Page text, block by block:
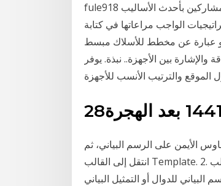
fule918 الرسم البياني من هذا البرنامج سيقوم بتعزيز كفاءة تعريف وتزويد المشاركين بأحدث الأساليب
الواجب مراعاتها في كتابة
هو عبارة عن مخطط للأسلاك مبسط
بين الأجهزة.. نبذة. يوفر
والترتيب الأنسب للأجهزة
الخاص بك (قوالب) 1. انقر بزر الماوس الأيمن على الرسم البياني، ثم
انتقل إلى القالب Template. 2. انقر فوق حفظ القالب Save template. 3. قم بتسمية الملف و 4. انقر فوق
البياني للدوال أو التمثيل البياني